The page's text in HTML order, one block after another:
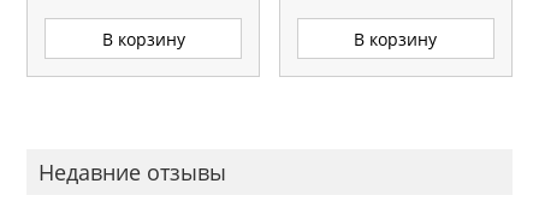
В корзину В корзину
Недавние отзывы